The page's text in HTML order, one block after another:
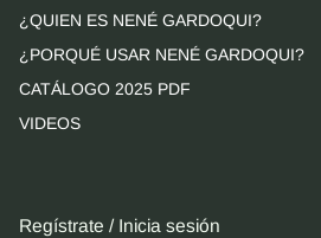
¿QUIEN ES NENÉ GARDOQUI?
¿PORQUÉ USAR NENÉ GARDOQUI?
CATÁLOGO 2025 PDF
VIDEOS
Regístrate / Inicia sesión